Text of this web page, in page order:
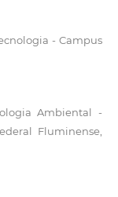
- Campus
Ambiental -
Fluminense,